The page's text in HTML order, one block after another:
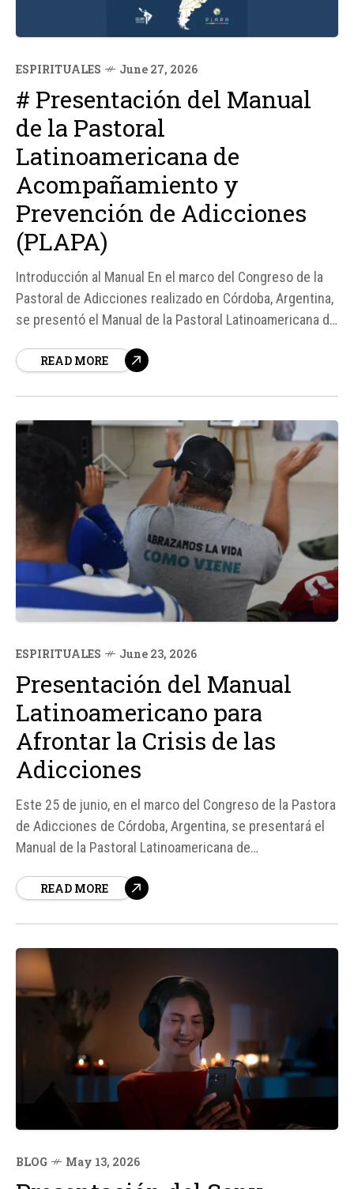
ESPIRITUALES June 27, 2026
# Presentación del Manual
de la Pastoral
Latinoamericana de
Acompañamiento y
Prevención de Adicciones
(PLAPA)
Introducción al Manual En el marco del Congreso de la
Pastoral de Adicciones realizado en Córdoba, Argentina,
se presentó el Manual de la Pastoral Latinoamericana de
un documento que busca poner a la persona en el
READ MORE
ESPIRITUALES June 23, 2026
Presentación del Manual
Latinoamericano para
Afrontar la Crisis de las
Adicciones
Este 25 de junio, en el marco del Congreso de la Pastora
de Adicciones de Córdoba, Argentina, se presentará el
Manual de la Pastoral Latinoamericana de
(PLAPA). Este evento virtual contará con la participación
READ MORE
BLOG May 13, 2026